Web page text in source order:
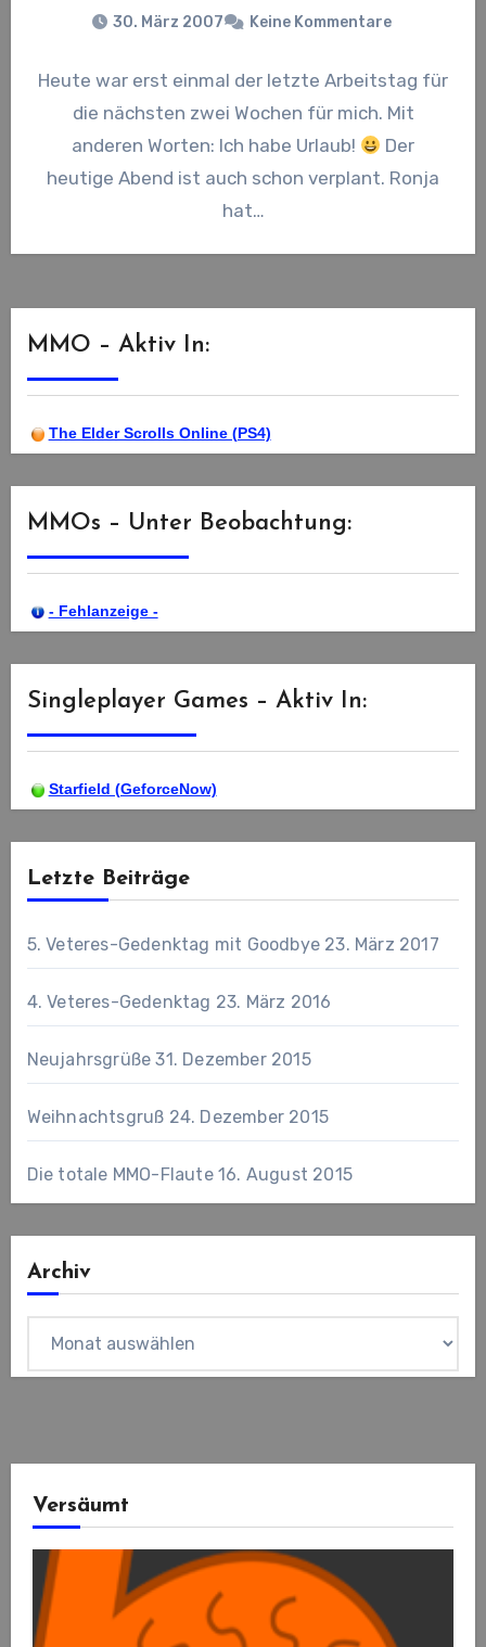
30. März 2007 Keine Kommentare
Heute war erst einmal der letzte Arbeitstag für
die nächsten zwei Wochen für mich. Mit
anderen Worten: Ich habe Urlaub!
Der
heutige Abend ist auch schon verplant. Ronja
hat…
MMO – Aktiv In:
The Elder Scrolls Online (PS4)
MMOs – Unter Beobachtung:
- Fehlanzeige -
Singleplayer Games – Aktiv In:
Starfield (GeforceNow)
Letzte Beiträge
5. Veteres-Gedenktag mit Goodbye 23. März 2017
4. Veteres-Gedenktag 23. März 2016
Neujahrsgrüße 31. Dezember 2015
Weihnachtsgruß 24. Dezember 2015
Die totale MMO-Flaute 16. August 2015
Archiv
Versäumt